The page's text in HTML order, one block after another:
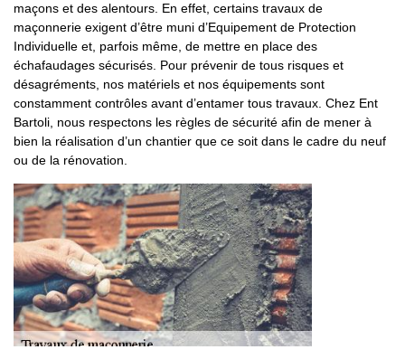
maçons et des alentours. En effet, certains travaux de
maçonnerie exigent d’être muni d’Equipement de Protection
Individuelle et, parfois même, de mettre en place des
échafaudages sécurisés. Pour prévenir de tous risques et
désagréments, nos matériels et nos équipements sont
constamment contrôles avant d’entamer tous travaux. Chez Ent
Bartoli, nous respectons les règles de sécurité afin de mener à
bien la réalisation d’un chantier que ce soit dans le cadre du neuf
ou de la rénovation.